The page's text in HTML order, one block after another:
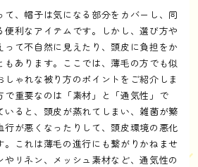
て、帽子は気になる部分をカバーし、同
便利なアイテムです。しかし、選び方や
て不自然に見えたり、頭皮に負担をか
もあります。ここでは、薄毛の方でも似
ゃれな被り方のポイントをご紹介しま
で重要なのは「素材」と「通気性」で
いると、頭皮が蒸れてしまい、雑菌が繁
行が悪くなったりして、頭皮環境の悪化
。これは薄毛の進行にも繋がりかねませ
やリネン、メッシュ素材など、通気性の